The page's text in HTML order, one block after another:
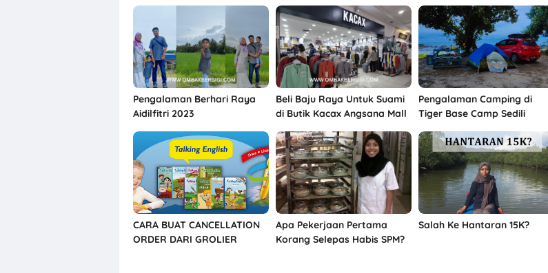
Pengalaman Berhari Raya
Aidilfitri 2023
Beli Baju Raya Untuk Suami
di Butik Kacax Angsana Mall
Pengalaman Camping di
Tiger Base Camp Sedili
CARA BUAT CANCELLATION
ORDER DARI GROLIER
Apa Pekerjaan Pertama
Korang Selepas Habis SPM?
Salah Ke Hantaran 15K?